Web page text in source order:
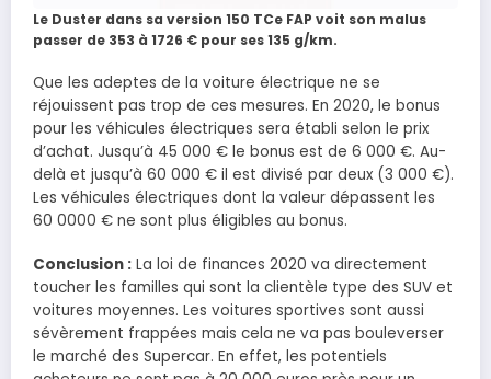
Le Duster dans sa version 150 TCe FAP voit son malus
passer de 353 à 1726 € pour ses 135 g/km.
Que les adeptes de la voiture électrique ne se
réjouissent pas trop de ces mesures. En 2020, le bonus
pour les véhicules électriques sera établi selon le prix
d’achat. Jusqu’à 45 000 € le bonus est de 6 000 €. Au-
delà et jusqu’à 60 000 € il est divisé par deux (3 000 €).
Les véhicules électriques dont la valeur dépassent les
60 0000 € ne sont plus éligibles au bonus.
Conclusion : La loi de finances 2020 va directement
toucher les familles qui sont la clientèle type des SUV et
voitures moyennes. Les voitures sportives sont aussi
sévèrement frappées mais cela ne va pas bouleverser
le marché des Supercar. En effet, les potentiels